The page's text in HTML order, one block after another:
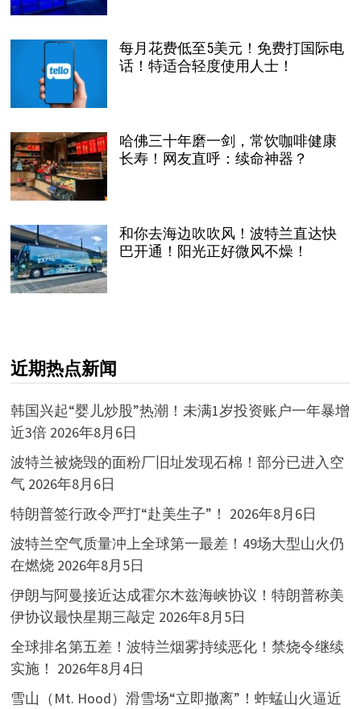
每月花费低至5美元！免费打国际电
话！特适合轻度使用人士！
哈佛三十年磨一剑，常饮咖啡健康
长寿！网友直呼：续命神器？
和你去海边吹吹风！波特兰直达快
巴开通！阳光正好微风不燥！
近期热点新闻
韩国兴起“婴儿炒股”热潮！未满1岁投资账户一年暴增
近3倍 2026年8月6日
波特兰被烧毁的面粉厂旧址发现石棉！部分已进入空
气 2026年8月6日
特朗普签行政令严打“赴美生子”！ 2026年8月6日
波特兰空气质量冲上全球第一最差！49场大型山火仍
在燃烧 2026年8月5日
伊朗与阿曼接近达成霍尔木兹海峡协议！特朗普称美
伊协议最快星期三敲定 2026年8月5日
全球排名第五差！波特兰烟雾持续恶化！禁烧令继续
实施！ 2026年8月4日
雪山（Mt. Hood）滑雪场“立即撤离”！蚱蜢山火逼近